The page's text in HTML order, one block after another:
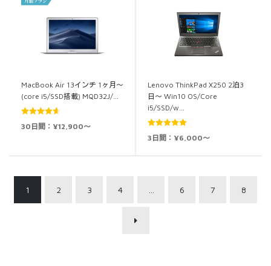
MacBook Air 13インチ 1ヶ月～
(core i5/SSD搭載) MQD32J/…
5段階中
30日間：¥12,900～
Lenovo ThinkPad X250 2泊3
日～ Win10 OS/Core
i5/SSD/w…
5段階中
3日間：¥6,000～
1 2 3 4 6 7 8